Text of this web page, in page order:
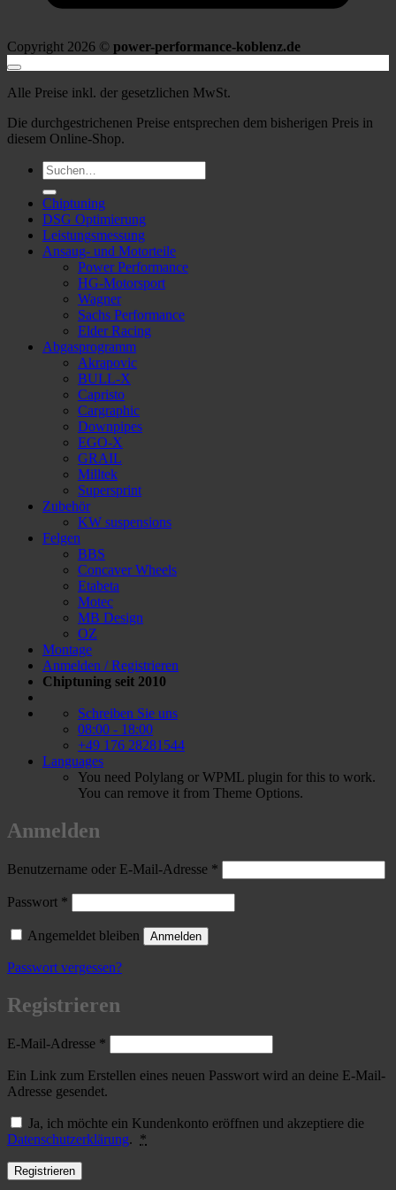
Copyright 2026 © power-performance-koblenz.de
Alle Preise inkl. der gesetzlichen MwSt.
Die durchgestrichenen Preise entsprechen dem bisherigen Preis in
diesem Online-Shop.
Suche
nach:
Chiptuning
DSG Optimierung
Leistungsmessung
Ansaug- und Motorteile
Power Performance
HG-Motorsport
Wagner
Sachs Performance
Elder Racing
Abgasprogramm
Akrapovic
BULL-X
Capristo
Cargraphic
Downpipes
EGO-X
GRAIL
Milltek
Supersprint
Zubehör
KW suspensions
Felgen
BBS
Concaver Wheels
Etabeta
Motec
MB Design
OZ
Montage
Anmelden / Registrieren
Chiptuning seit 2010
Schreiben Sie uns
08:00 - 18:00
+49 176 28281544
Languages
You need Polylang or WPML plugin for this to work.
You can remove it from Theme Options.
Anmelden
Benutzername oder E-Mail-Adresse *
Passwort *
Angemeldet bleiben Anmelden
Passwort vergessen?
Registrieren
E-Mail-Adresse *
Ein Link zum Erstellen eines neuen Passwort wird an deine E-Mail-
Adresse gesendet.
Ja, ich möchte ein Kundenkonto eröffnen und akzeptiere die
Datenschutzerklärung. *
Registrieren